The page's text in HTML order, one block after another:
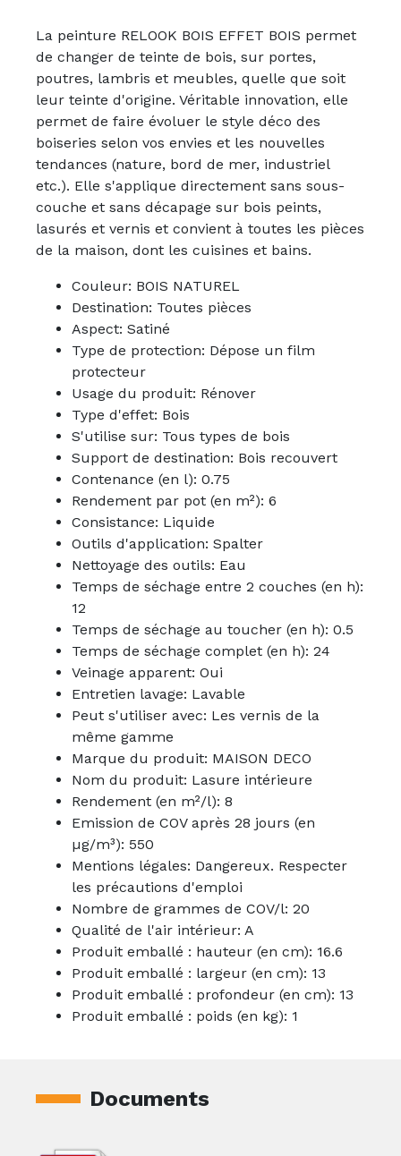
La peinture RELOOK BOIS EFFET BOIS permet
de changer de teinte de bois, sur portes,
poutres, lambris et meubles, quelle que soit
leur teinte d'origine. Véritable innovation, elle
permet de faire évoluer le style déco des
boiseries selon vos envies et les nouvelles
tendances (nature, bord de mer, industriel
etc.). Elle s'applique directement sans sous-
couche et sans décapage sur bois peints,
lasurés et vernis et convient à toutes les pièces
de la maison, dont les cuisines et bains.
Couleur: BOIS NATUREL
Destination: Toutes pièces
Aspect: Satiné
Type de protection: Dépose un film
protecteur
Usage du produit: Rénover
Type d'effet: Bois
S'utilise sur: Tous types de bois
Support de destination: Bois recouvert
Contenance (en l): 0.75
Rendement par pot (en m²): 6
Consistance: Liquide
Outils d'application: Spalter
Nettoyage des outils: Eau
Temps de séchage entre 2 couches (en h):
12
Temps de séchage au toucher (en h): 0.5
Temps de séchage complet (en h): 24
Veinage apparent: Oui
Entretien lavage: Lavable
Peut s'utiliser avec: Les vernis de la
même gamme
Marque du produit: MAISON DECO
Nom du produit: Lasure intérieure
Rendement (en m²/l): 8
Emission de COV après 28 jours (en
µg/m³): 550
Mentions légales: Dangereux. Respecter
les précautions d'emploi
Nombre de grammes de COV/l: 20
Qualité de l'air intérieur: A
Produit emballé : hauteur (en cm): 16.6
Produit emballé : largeur (en cm): 13
Produit emballé : profondeur (en cm): 13
Produit emballé : poids (en kg): 1
Documents